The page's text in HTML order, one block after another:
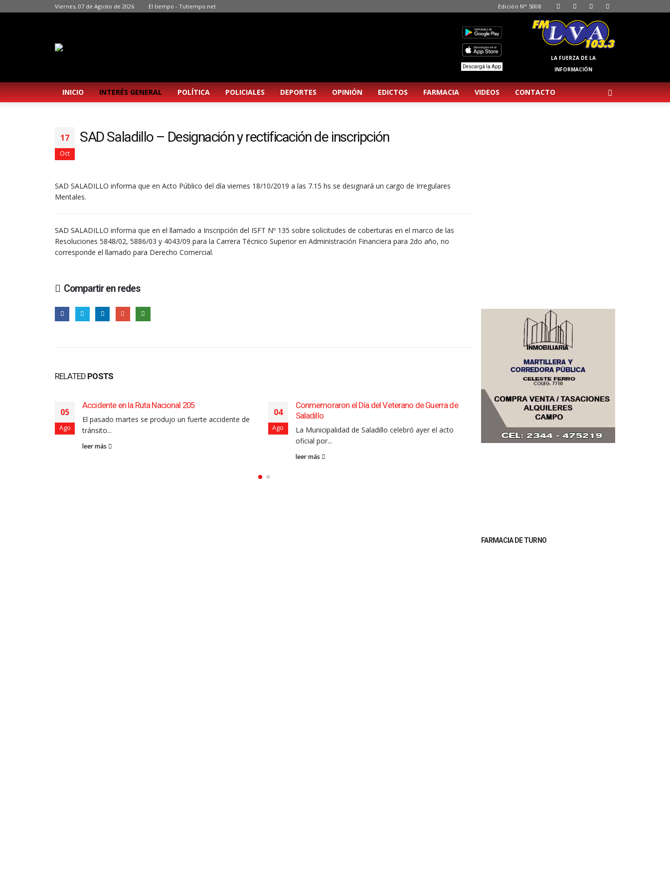
Viernes, 07 de Agosto de 2026 El tiempo - Tutiempo.net Edición N° 5008
Descargá la App
LA FUERZA DE LA
INFORMACIÓN
INICIO INTERÉS GENERAL POLÍTICA POLICIALES DEPORTES OPINIÓN EDICTOS FARMACIA VIDEOS CONTACTO
17
Oct
SAD Saladillo – Designación y rectificación de inscripción
SAD SALADILLO informa que en Acto Público del día viernes 18/10/2019 a las 7.15 hs se designará un cargo de Irregulares
Mentales.
SAD SALADILLO informa que en el llamado a Inscripción del ISFT Nº 135 sobre solicitudes de coberturas en el marco de las
Resoluciones 5848/02, 5886/03 y 4043/09 para la Carrera Técnico Superior en Administración Financiera para 2do año, no
corresponde el llamado para Derecho Comercial.
Compartir en redes
RELATED POSTS
05
Ago
Accidente en la Ruta Nacional 205
El pasado martes se produjo un fuerte accidente de
tránsito...
leer más
04
Ago
Conmemoraron el Día del Veterano de Guerra de
Saladillo
La Municipalidad de Saladillo celebró ayer el acto
oficial por...
leer más
04
Mirá Mirá, de Juan Altamira: todo en artesanías
Juan Altamira, con su emprendimiento de
en madera, fue...
FARMACIA DE TURNO